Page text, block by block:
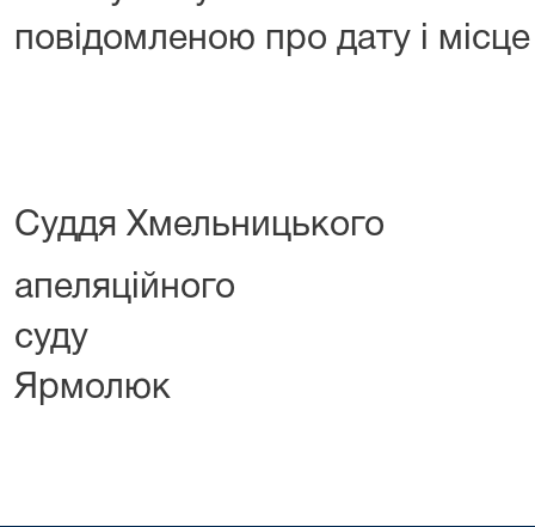
повідомленою про дату і
Суддя Хмельницького
апеляційного
суду
Ярмолюк